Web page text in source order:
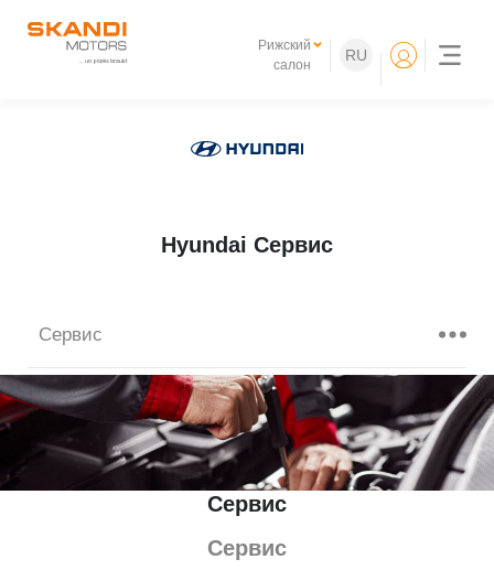
Рижский
салон
RU
Hyundai Сервис
Сервис
Сервис
Сервис